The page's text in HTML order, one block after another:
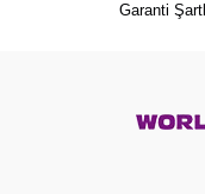
Garanti